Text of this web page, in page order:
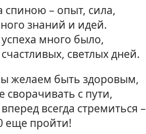
спиною – опыт, сила,
знаний и идей.
много было,
светлых дней.
желаем быть здоровым,
сворачивать с пути,
всегда стремиться –
еще пройти!